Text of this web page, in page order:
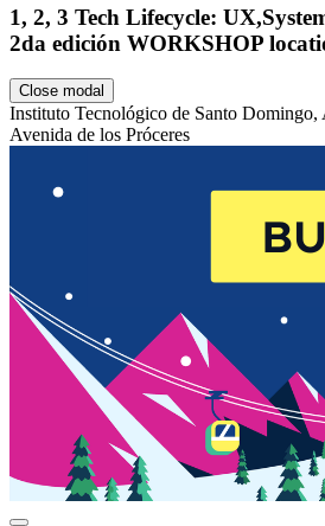
1, 2, 3 Tech Lifecycle:
2da edición WORKSHOP
Close modal
Instituto Tecnológico de Santo Domingo,
Avenida de los Próceres